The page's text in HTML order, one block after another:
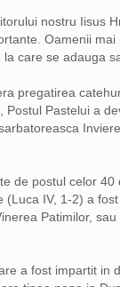
nostru Iisus
Oamenii
care se adauga
pregatirea
Pastelui a
de postul celor
IV, 1-2) a
Patimilor,
a fost impartit in